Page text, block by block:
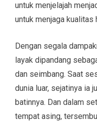
untuk menjelajah
untuk menjaga kualitas
Dengan segala
layak dipandang
dan seimbang. Saat
dunia luar, sejatinya ia
batinnya. Dan dalam
tempat asing,